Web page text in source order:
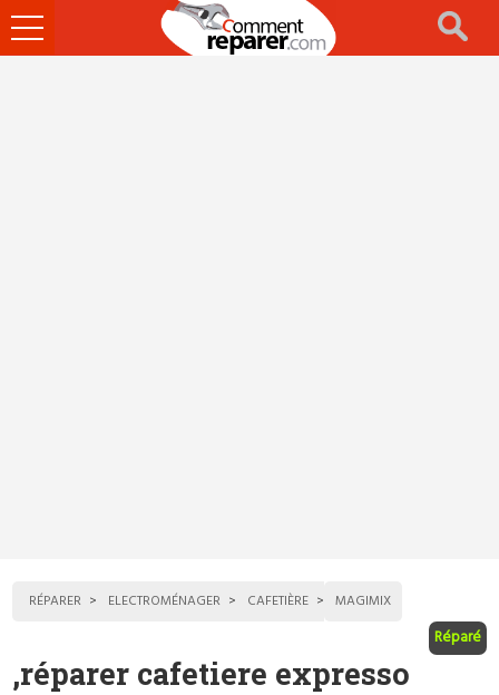
Ouvrir
le
RÉPARER ELECTROMÉNAGER CAFETIÈRE MAGIMIX
Réparé
,réparer cafetiere expresso